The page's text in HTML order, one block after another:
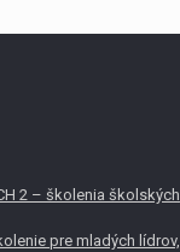
2 – školenia školských
pre mladých lídrov,